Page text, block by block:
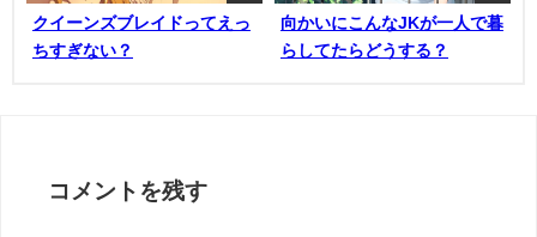
クイーンズブレイドってえっ
ちすぎない？
向かいにこんなJKが一人で暮
らしてたらどうする？
コメントを残す